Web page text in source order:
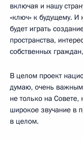
включая и нашу
«ключ» к будущему.
будет играть
пространства,
собственных
В целом проект
думаю, очень важным
не только на
широкое звучание в
в целом.